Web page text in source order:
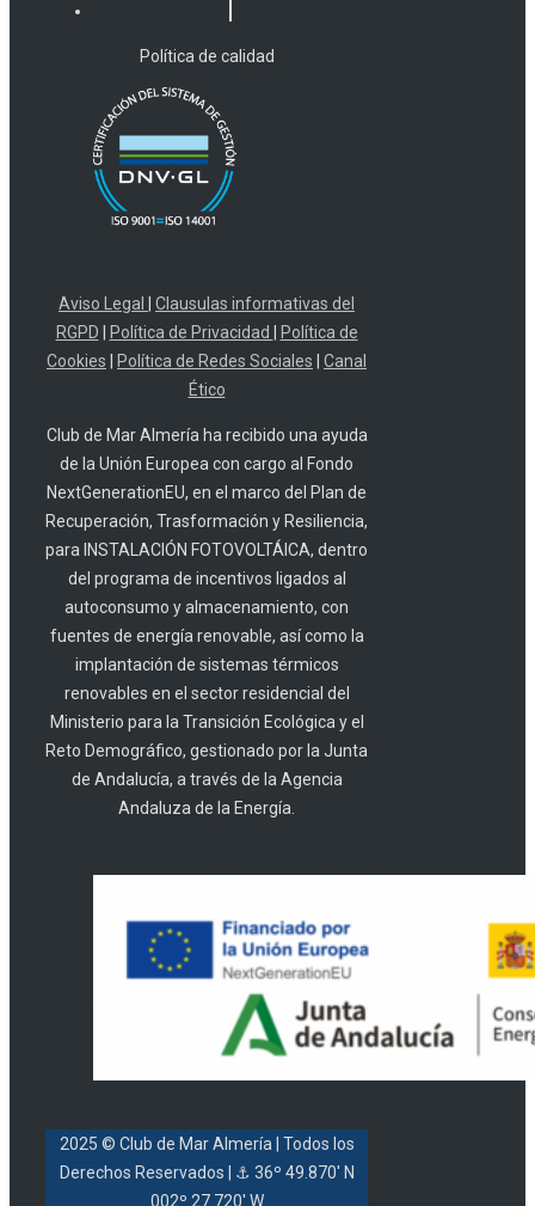
Política de calidad
Aviso Legal
Clausulas informativas del
RGPD
Política de Privacidad
Política de
Cookies
Política de Redes Sociales
Canal
Ético
Club de Mar Almería ha recibido una ayuda
de la Unión Europea con cargo al Fondo
NextGenerationEU, en el marco del Plan de
Recuperación, Trasformación y Resiliencia,
para INSTALACIÓN FOTOVOLTÁICA, dentro
del programa de incentivos ligados al
autoconsumo y almacenamiento, con
fuentes de energía renovable, así como la
implantación de sistemas térmicos
renovables en el sector residencial del
Ministerio para la Transición Ecológica y el
Reto Demográfico, gestionado por la Junta
de Andalucía, a través de la Agencia
Andaluza de la Energía.
2025 © Club de Mar Almería
| Todos los
Derechos Reservados |
⚓ 36º 49.870' N
002º 27.720' W